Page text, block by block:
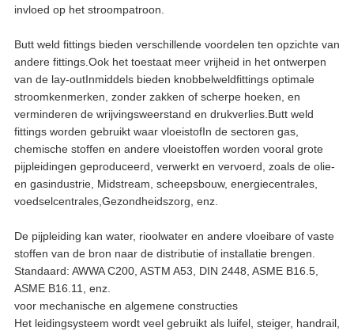
invloed op het stroompatroon.
Butt weld fittings bieden verschillende voordelen ten opzichte van
andere fittings.Ook het toestaat meer vrijheid in het ontwerpen
van de lay-outInmiddels bieden knobbelweldfittings optimale
stroomkenmerken, zonder zakken of scherpe hoeken, en
verminderen de wrijvingsweerstand en drukverlies.Butt weld
fittings worden gebruikt waar vloeistofIn de sectoren gas,
chemische stoffen en andere vloeistoffen worden vooral grote
pijpleidingen geproduceerd, verwerkt en vervoerd, zoals de olie-
en gasindustrie, Midstream, scheepsbouw, energiecentrales,
voedselcentrales,Gezondheidszorg, enz.
De pijpleiding kan water, rioolwater en andere vloeibare of vaste
stoffen van de bron naar de distributie of installatie brengen.
Standaard: AWWA C200, ASTM A53, DIN 2448, ASME B16.5,
ASME B16.11, enz.
voor mechanische en algemene constructies
Het leidingsysteem wordt veel gebruikt als luifel, steiger, handrail,